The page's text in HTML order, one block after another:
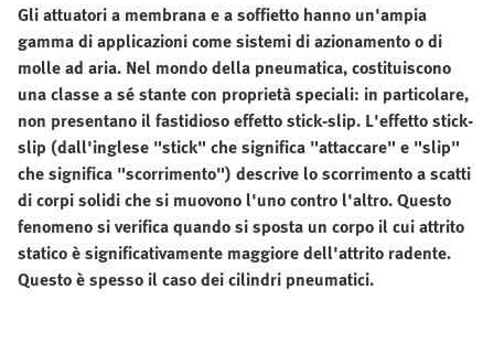
Gli attuatori a membrana e a soffietto hanno un'ampia
gamma di applicazioni come sistemi di azionamento o di
molle ad aria. Nel mondo della pneumatica, costituiscono
una classe a sé stante con proprietà speciali: in particolare,
non presentano il fastidioso effetto stick-slip. L'effetto stick-
slip (dall'inglese "stick" che significa "attaccare" e "slip"
che significa "scorrimento") descrive lo scorrimento a scatti
di corpi solidi che si muovono l'uno contro l'altro. Questo
fenomeno si verifica quando si sposta un corpo il cui attrito
statico è significativamente maggiore dell'attrito radente.
Questo è spesso il caso dei cilindri pneumatici.